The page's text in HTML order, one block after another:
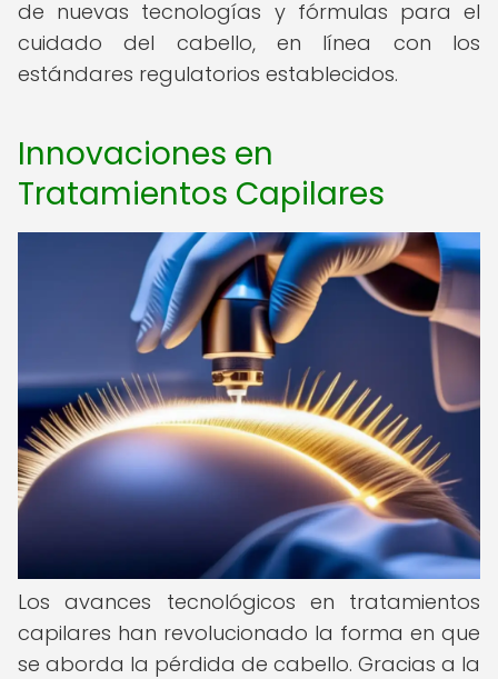
de nuevas tecnologías y fórmulas para el
cuidado del cabello, en línea con los
estándares regulatorios establecidos.
Innovaciones en
Tratamientos Capilares
Los avances tecnológicos en tratamientos
capilares han revolucionado la forma en que
se aborda la pérdida de cabello. Gracias a la